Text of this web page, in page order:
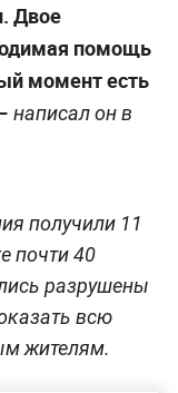
Двое
помощь
момент есть
написал он в
получили 11
почти 40
разрушены
всю
жителям.